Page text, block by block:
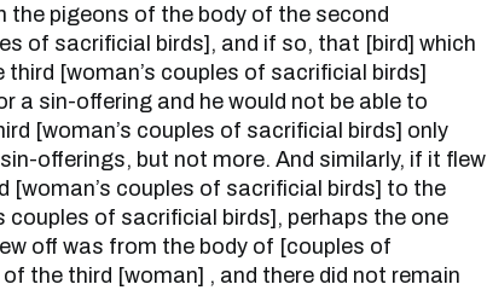
the pigeons of the body of the second
of sacrificial birds], and if so, that [bird] which
third [woman’s couples of sacrificial birds]
a sin-offering and he would not be able to
[woman’s couples of sacrificial birds] only
offerings, but not more. And similarly, if it flew
[woman’s couples of sacrificial birds] to the
couples of sacrificial birds], perhaps the one
off was from the body of [couples of
the third [woman] , and there did not remain